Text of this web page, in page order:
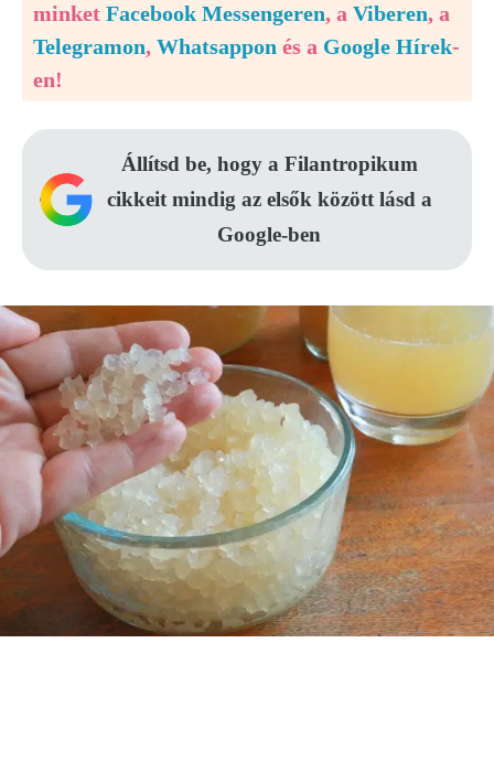
minket Facebook Messengeren, a Viberen, a
Telegramon, Whatsappon és a Google Hírek-
en!
Állítsd be, hogy a Filantropikum
cikkeit mindig az elsők között lásd a
Google-ben